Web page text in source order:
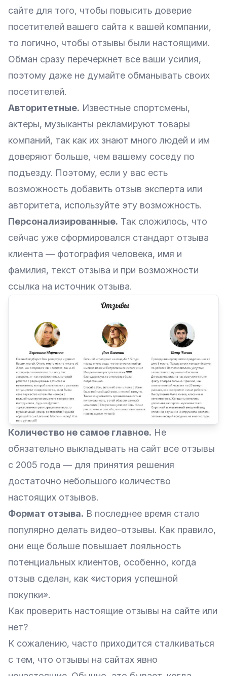
сайте для того, чтобы повысить доверие
посетителей вашего сайта к вашей компании,
то логично, чтобы отзывы были настоящими.
Обман сразу перечеркнет все ваши усилия,
поэтому даже не думайте обманывать своих
посетителей.
Авторитетные. Известные спортсмены,
актеры, музыканты рекламируют товары
компаний, так как их знают много людей и им
доверяют больше, чем вашему соседу по
подъезду. Поэтому, если у вас есть
возможность добавить отзыв эксперта или
авторитета, используйте эту возможность.
Персонализированные. Так сложилось, что
сейчас уже сформировался стандарт отзыва
клиента — фотография человека, имя и
фамилия, текст отзыва и при возможности
ссылка на источник отзыва.
Количество не самое главное. Не
обязательно выкладывать на сайт все отзывы
с 2005 года — для принятия решения
достаточно небольшого количество
настоящих отзывов.
Формат отзыва. В последнее время стало
популярно делать видео-отзывы. Как правило,
они еще больше повышает лояльность
потенциальных клиентов, особенно, когда
отзыв сделан, как «история успешной
покупки».
Как проверить настоящие отзывы на сайте или
нет?
К сожалению, часто приходится сталкиваться
с тем, что отзывы на сайтах явно